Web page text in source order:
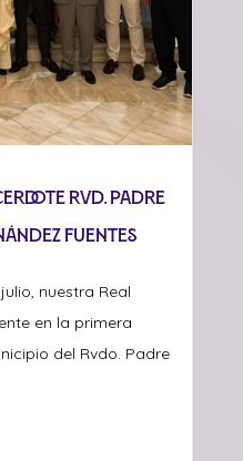
Rvd. Padre
Fuentes
nuestra Real
en la primera
del Rvdo. Padre